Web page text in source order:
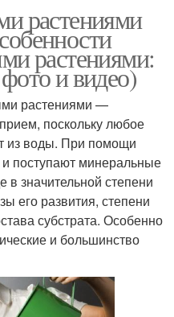
растениями
растениями:
и видео)
растениями —
поскольку любое
из воды. При помощи
поступают минеральные
в значительной степени
его развития, степени
субстрата. Особенно
и большинство